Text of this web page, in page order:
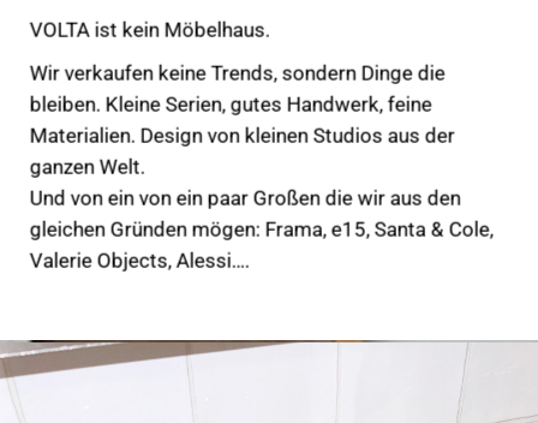
VOLTA ist kein Möbelhaus.
Wir verkaufen keine Trends, sondern Dinge die
bleiben. Kleine Serien, gutes Handwerk, feine
Materialien. Design von kleinen Studios aus der
ganzen Welt.
Und von ein von ein paar Großen die wir aus den
gleichen Gründen mögen: Frama, e15, Santa & Cole,
Valerie Objects,Alessi….